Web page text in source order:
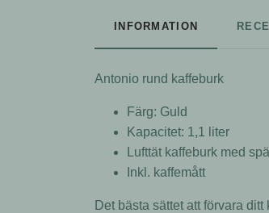
INFORMATION
Antonio rund kaffeburk
Färg: Guld
Kapacitet: 1,1 liter
Lufttät kaffeburk med
Inkl. kaffemått
Det bästa sättet att förvara